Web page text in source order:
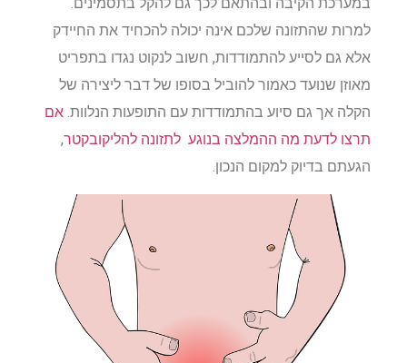
למרות שהתזונה שלכם אינה יכולה להכחיד את החיידק
אלא גם לסייע להתמודדות, חשוב לנקוט נגדו בתפריט
מאוזן שנועד כאמור להוביל בסופו של דבר ליצירה של
הקלה אך גם סיוע בהתמודדות עם התופעות הנלוות.אם
תרצו לדעת מה ההמלצה בנוגע לתזונה להליקובקטר,
הגעתם בדיוק למקום הנכון.